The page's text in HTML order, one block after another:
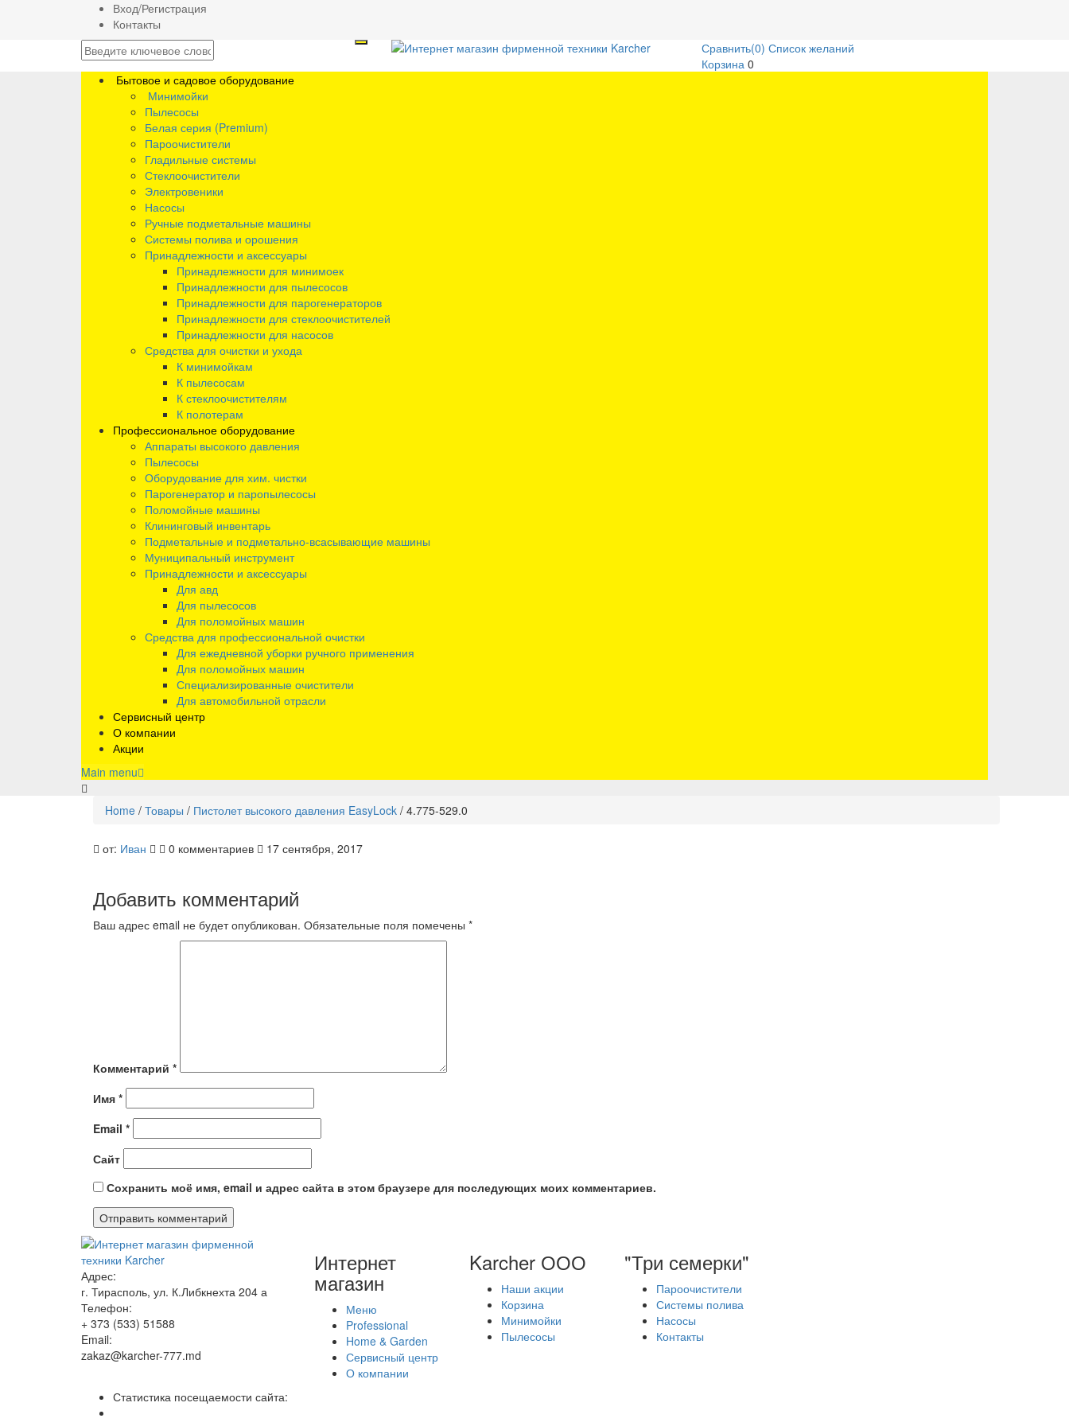
Вход/Регистрация
Контакты
Сравнить(0) Список желаний
Корзина 0
Бытовое и садовое оборудование
Минимойки
Пылесосы
Белая серия (Premium)
Пароочистители
Гладильные системы
Стеклоочистители
Электровеники
Насосы
Ручные подметальные машины
Системы полива и орошения
Принадлежности и аксессуары
Принадлежности для минимоек
Принадлежности для пылесосов
Принадлежности для парогенераторов
Принадлежности для стеклоочистителей
Принадлежности для насосов
Средства для очистки и ухода
К минимойкам
К пылесосам
К стеклоочистителям
К полотерам
Профессиональное оборудование
Аппараты высокого давления
Пылесосы
Оборудование для хим. чистки
Парогенератор и паропылесосы
Поломойные машины
Клининговый инвентарь
Подметальные и подметально-всасывающие машины
Муниципальный инструмент
Принадлежности и аксессуары
Для авд
Для пылесосов
Для поломойных машин
Средства для профессиональной очистки
Для ежедневной уборки ручного применения
Для поломойных машин
Специализированные очистители
Для автомобильной отрасли
Сервисный центр
О компании
Акции
Main menu
Home / Товары / Пистолет высокого давления EasyLock / 4.775-529.0
4.775-
529.0
от: Иван 0 комментариев 17 сентября, 2017
Добавить комментарий
Ваш адрес email не будет опубликован. Обязательные поля помечены *
Комментарий *
Имя *
Email *
Сайт
Сохранить моё имя, email и адрес сайта в этом браузере для последующих моих комментариев.
Адрес:
г. Тирасполь, ул. К.Либкнехта 204 а
Телефон:
+ 373 (533) 51588
Email:
zakaz@karcher-777.md
Интернет
магазин
Меню
Professional
Home & Garden
Сервисный центр
О компании
Karcher ООО
Наши акции
Корзина
Минимойки
Пылесосы
"Три семерки"
Пароочистители
Системы полива
Насосы
Контакты
Статистика посещаемости сайта: